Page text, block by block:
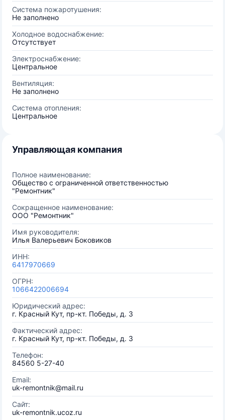
Система пожаротушения:
Не заполнено
Холодное водоснабжение:
Отсутствует
Электроснабжение:
Центральное
Вентиляция:
Не заполнено
Система отопления:
Центральное
Управляющая компания
Полное наименование:
Общество с ограниченной ответственностью
"Ремонтник"
Сокращенное наименование:
ООО "Ремонтник"
Имя руководителя:
Илья Валерьевич Боковиков
ИНН:
6417970669
ОГРН:
1066422006694
Юридический адрес:
г. Красный Кут, пр-кт. Победы, д. 3
Фактический адрес:
г. Красный Кут, пр-кт. Победы, д. 3
Телефон:
84560 5-27-40
Email:
uk-remontnik@mail.ru
Сайт:
uk-remontnik.ucoz.ru